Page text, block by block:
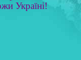
Україні!